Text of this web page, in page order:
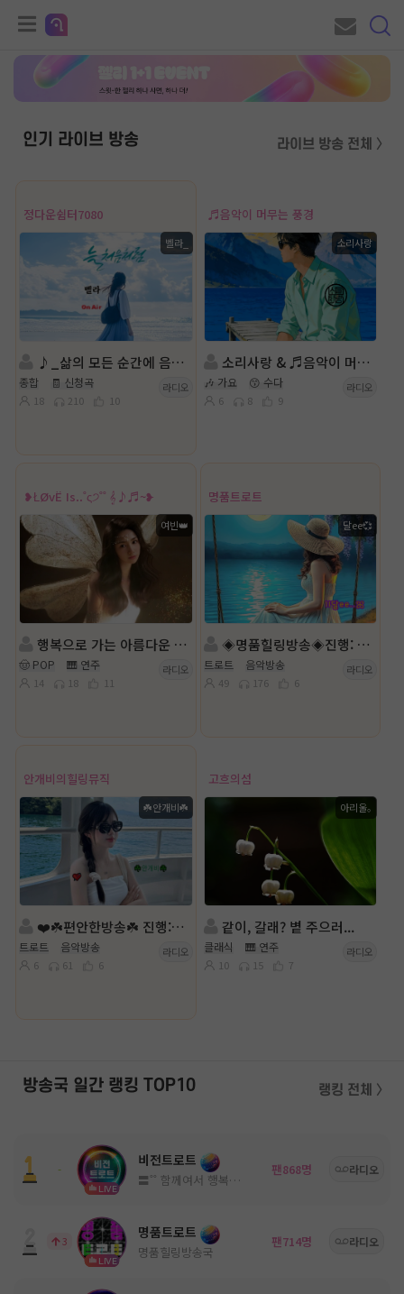
인기 라이브 방송 라이브 방송 전체 〉
정다운쉼터7080
벨라_
♪_삶의 모든 순간에 음악이 있는곳.정다운쉼터 7080_♪
종합 🧾 신청곡
18 210 10
라디오
♬음악이 머무는 풍경
소리사랑
소리사랑 & ♬음악이 머무는 풍경 방송
🎶 가요 😙 수다
6 8 9
라디오
❥ŁØvЁ Is..˚ς੭˚˚ 𝄞♪♬~❥
여빈👑
행복으로 가는 아름다운 여정.. ς੭
🤠 POP 🎹 연주
14 18 11
라디오
명품트로트
달ee💞
◈명품힐링방송◈진행: 달ee ◈담: 이지나◈
트로트 음악방송
49 176 6
라디오
안개비의힐링뮤직
☘️안개비☘️
❤️☘️편안한방송☘️ 진행:안개비☘️담:☘️❤️
트로트 음악방송
6 61 6
라디오
고흐의섬
아리울｡
같이, 갈래? 볕 주으러...
클래식 🎹 연주
10 15 7
라디오
방송국 일간 랭킹 TOP10 랭킹 전체 〉
-
LIVE
비전트로트
〓˚˚ 함께여서 행복한 고품격 방송국 ˚˚〓
팬868명 라디오
3
LIVE
명품트로트
명품힐링방송국
팬714명 라디오